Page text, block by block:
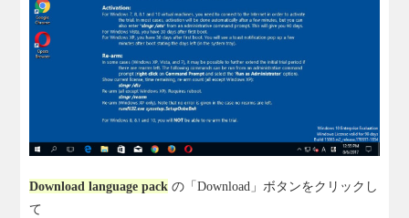
Download language pack の「Download」ボタンをクリックし
て